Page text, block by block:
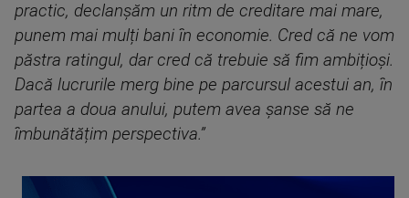
practic, declanșăm un ritm de creditare mai mare,
punem mai mulți bani în economie. Cred că ne vom
păstra ratingul, dar cred că trebuie să fim ambițioși.
Dacă lucrurile merg bine pe parcursul acestui an, în
partea a doua anului, putem avea șanse să ne
îmbunătățim perspectiva.”